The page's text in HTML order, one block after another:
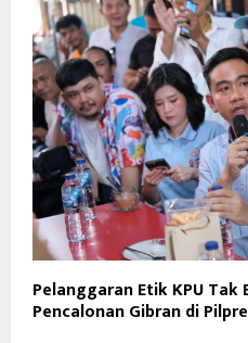
Pelanggaran Etik KPU Tak
Pencalonan Gibran di